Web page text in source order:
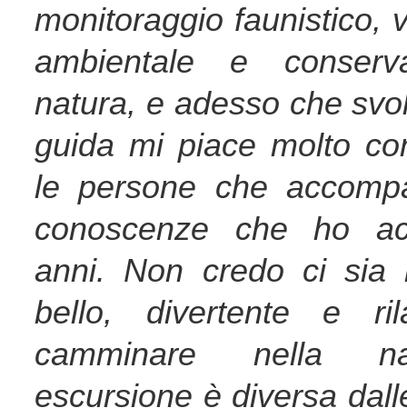
monitoraggio faunistico,
ambientale e
natura, e adesso che
guida mi piace molto
le persone che
conoscenze che ho
anni. Non credo ci sia
bello, divertente e
camminare nella
escursione è diversa